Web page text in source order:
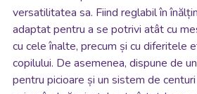
versatilitatea sa. Fiind reglabil în
adaptat pentru a se potrivi atât cu
cu cele înalte, precum și cu diferitele
copilului. De asemenea, dispune de
pentru picioare și un sistem de